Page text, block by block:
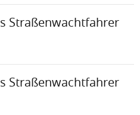
Straßenwachtfahrer
Straßenwachtfahrer